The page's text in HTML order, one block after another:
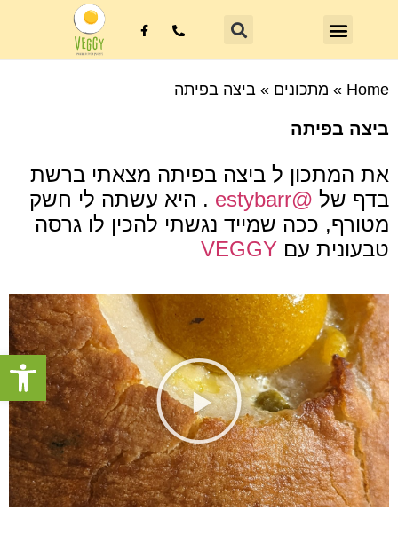
פתח
Home
» מתכונים » ביצה בפיתה
ביצה בפיתה
את המתכון ל ביצה בפיתה מצאתי ברשת
בדף של @estybarr
. היא עשתה לי חשק
מטורף, ככה שמייד נגשתי להכין לו גרסה
טבעונית עם VEGGY